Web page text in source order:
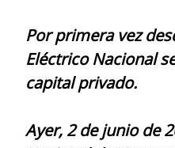
Por primera vez
Eléctrico Nacional
capital privado.
Ayer, 2 de junio de